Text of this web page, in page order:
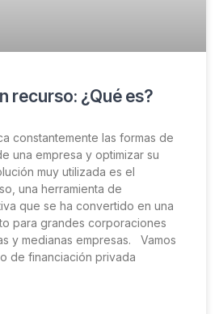
recurso: ¿Qué es?
constantemente las formas de
una empresa y optimizar su
muy utilizada es el
una herramienta de
que se ha convertido en una
para grandes corporaciones
y medianas empresas. Vamos
de financiación privada